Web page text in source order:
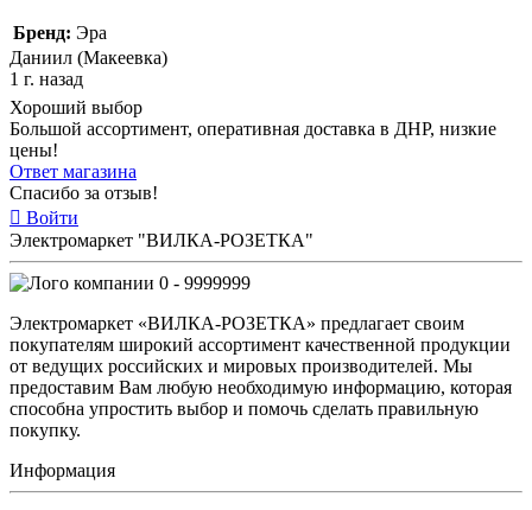
Бренд: Эра
Даниил (Макеевка)
1 г. назад
Хороший выбор
Большой ассортимент, оперативная доставка в ДНР, низкие
цены!
Ответ магазина
Спасибо за отзыв!
Войти
Электромаркет "ВИЛКА-РОЗЕТКА"
0 - 9999999
Электромаркет «ВИЛКА-РОЗЕТКА» предлагает своим
покупателям широкий ассортимент качественной продукции
от ведущих российских и мировых производителей. Мы
предоставим Вам любую необходимую информацию, которая
способна упростить выбор и помочь сделать правильную
покупку.
Информация